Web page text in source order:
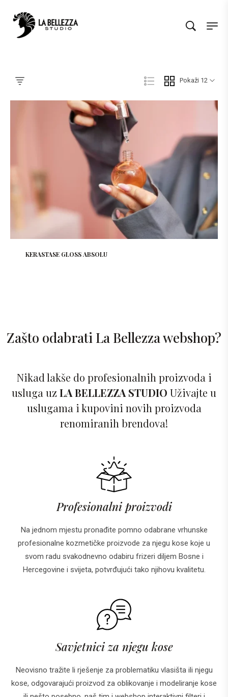
Pokaži 12
KERASTASE GLOSS ABSOLU
Zašto odabrati La Bellezza webshop?
Nikad lakše do profesionalnih proizvoda i
usluga uz LA BELLEZZA STUDIO Uživajte u
uslugama i kupovini novih proizvoda
renomiranih brendova!
Profesionalni proizvodi
Na jednom mjestu pronađite pomno odabrane vrhunske
profesionalne kozmetičke proizvode za njegu kose koje u
svom radu svakodnevno odabiru frizeri diljem Bosne i
Hercegovine i svijeta, potvrđujući tako njihovu kvalitetu.
Savjetnici za njegu kose
Neovisno tražite li rješenje za problematiku vlasišta ili njegu
kose, odgovarajući proizvod za oblikovanje i modeliranje kose